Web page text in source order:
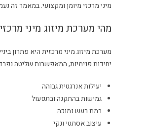
מיני מרכזי מיומן ומקצועי. במאמר זה
מהי מערכת מיזוג מיני
מערכת מיזוג מיני מרכזית היא פתרון
יחידות פנימיות, המאפשרות שליטה
יעילות אנרגטית גבוהה
גמישות בהתקנה ובתפעול
רמת רעש נמוכה
עיצוב אסתטי ונקי